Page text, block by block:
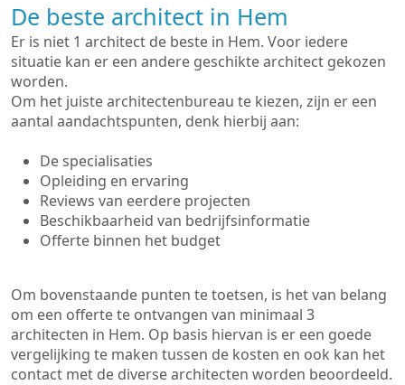
De beste architect in Hem
Er is niet 1 architect de beste in Hem. Voor iedere
situatie kan er een andere geschikte architect gekozen
worden.
Om het juiste architectenbureau te kiezen, zijn er een
aantal aandachtspunten, denk hierbij aan:
De specialisaties
Opleiding en ervaring
Reviews van eerdere projecten
Beschikbaarheid van bedrijfsinformatie
Offerte binnen het budget
Om bovenstaande punten te toetsen, is het van belang
om een offerte te ontvangen van minimaal 3
architecten in Hem. Op basis hiervan is er een goede
vergelijking te maken tussen de kosten en ook kan het
contact met de diverse architecten worden beoordeeld.